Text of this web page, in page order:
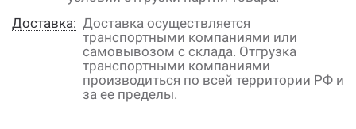
Доставка: Доставка осуществляется
транспортными компаниями или
самовывозом с склада. Отгрузка
транспортными компаниями
производиться по всей территории РФ и
за ее пределы.